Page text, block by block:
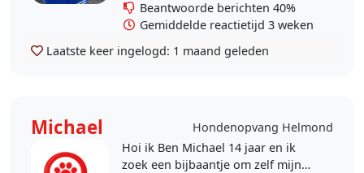
Beantwoorde berichten 40%
Gemiddelde reactietijd 3 weken
Laatste keer ingelogd: 1 maand geleden
Michael
Hondenopvang Helmond
Hoi ik Ben Michael 14 jaar en ik
zoek een bijbaantje om zelf mijn